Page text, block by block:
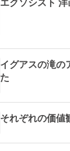
イグアスの滝の
た
それぞれの価値